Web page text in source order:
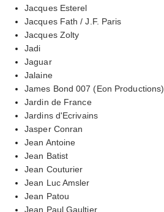
Jacques Esterel
Jacques Fath / J.F. Paris
Jacques Zolty
Jadi
Jaguar
Jalaine
James Bond 007 (Eon Productions)
Jardin de France
Jardins d'Ecrivains
Jasper Conran
Jean Antoine
Jean Batist
Jean Couturier
Jean Luc Amsler
Jean Patou
Jean Paul Gaultier